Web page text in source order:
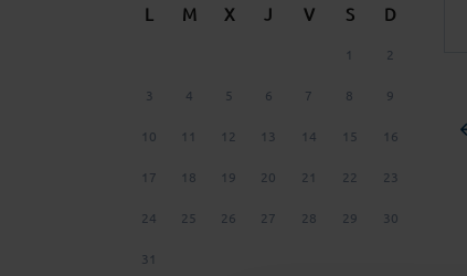
L M X J V S D
1 2
3 4 5 6 7 8 9
10 11 12 13 14 15 16
17 18 19 20 21 22 23
24 25 26 27 28 29 30
31